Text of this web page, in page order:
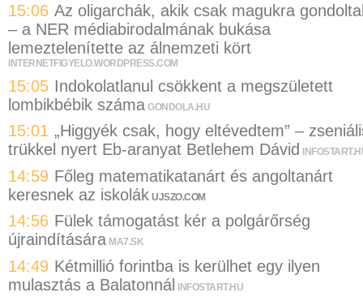
15:06 Az oligarchák, akik csak magukra
– a NER médiabirodalmának bukása
lemeztelenítette az álnemzeti kört
INTERNETFIGYELO.WORDPRESS.COM
15:05 Indokolatlanul csökkent a megszületett
lombikbébik száma GONDOLA.HU
15:01 „Higgyék csak, hogy eltévedtem” –
trükkel nyert Eb-aranyat Betlehem Dávid
14:59 Főleg matematikatanárt és angoltanárt
keresnek az iskolák UJSZO.COM
14:56 Fülek támogatást kér a polgárőrség
újraindítására MA7.SK
14:49 Kétmillió forintba is kerülhet egy ilyen
mulasztás a Balatonnál
INFOSTART.HU